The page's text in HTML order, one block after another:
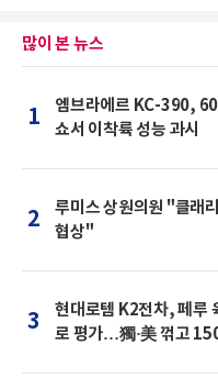
많이 본 뉴스
1
엠브라에르 KC-390,
쇼서 이착륙 성능 과시
2
루미스 상원의원 "클래
협상"
3
현대로템 K2전차, 페루
로 평가…獨·美 꺾고